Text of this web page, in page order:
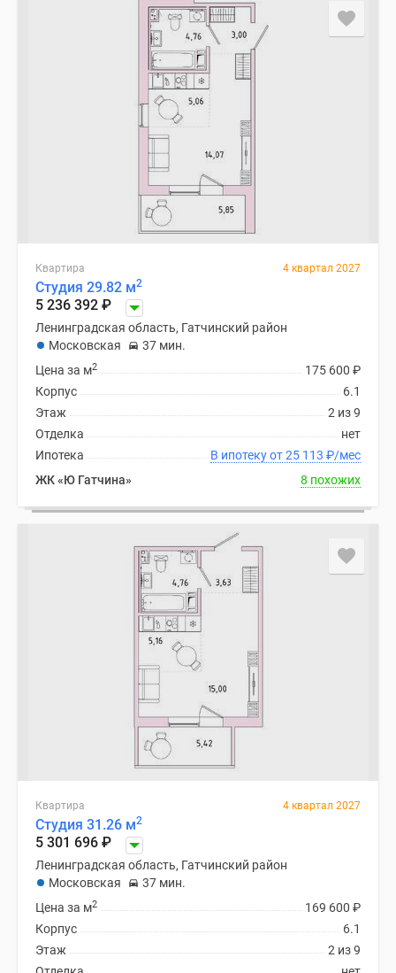
Квартира 4 квартал 2027
Студия 29.82 м2
5 236 392 ₽
Ленинградская область, Гатчинский район
Московская
37 мин.
175 600 ₽
Цена за м2
6.1
Корпус
2 из 9
Этаж
нет
Отделка
В ипотеку от 25 113 ₽/мес
Ипотека
ЖК «Ю Гатчина»
8 похожих
Квартира 4 квартал 2027
Студия 31.26 м2
5 301 696 ₽
Ленинградская область, Гатчинский район
Московская
37 мин.
169 600 ₽
Цена за м2
6.1
Корпус
2 из 9
Этаж